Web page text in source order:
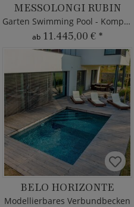
MESSOLONGI RUBIN
Garten Swimming Pool - Komplettset
ab 11.445,00 € *
BELO HORIZONTE
Modellierbares Verbundbecken